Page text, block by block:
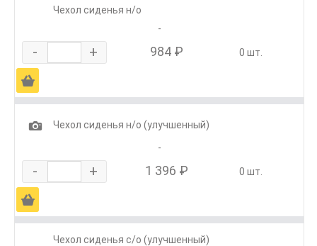
Чехол сиденья н/о
-
- + 984 ₽ 0 шт.
Ä
1
Чехол сиденья н/о (улучшенный)
-
- + 1 396 ₽ 0 шт.
Ä
Чехол сиденья с/о (улучшенный)